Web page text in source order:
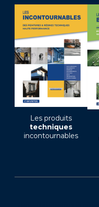
Les produits
techniques
incontournables